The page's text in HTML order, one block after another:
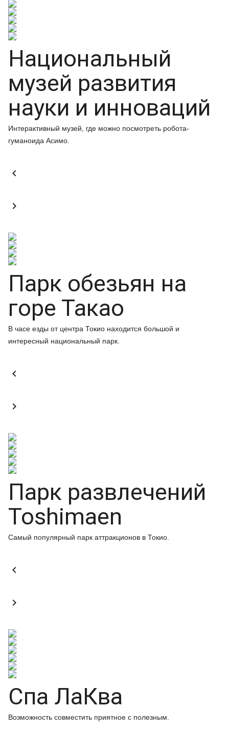
Национальный
музей развития
науки и инноваций
Интерактивный музей, где можно посмотреть робота-
гуманоида Асимо.


Парк обезьян на
горе Такао
В часе езды от центра Токио находится большой и
интересный национальный парк.


Парк развлечений
Toshimaen
Самый популярный парк аттракционов в Токио.


Спа ЛаКва
Возможность совместить приятное с полезным.